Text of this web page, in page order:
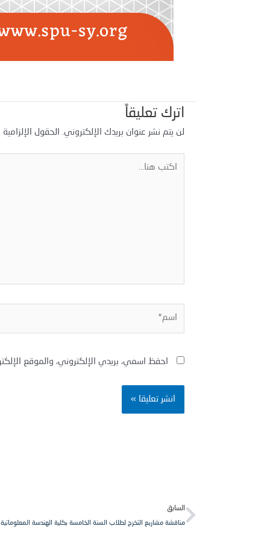
اترك تعليقاً
لن يتم نشر عنوان بريدك الإلكتروني. الحقول
احفظ اسمي، بريدي الإلكتروني، والموقع
Prev
السابق
مناقشة مشاريع التخرج لطلاب السنة الخامسة بكلية الهندسة